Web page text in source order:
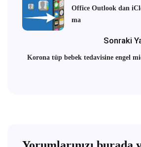
Office Outlook dan
ma
Sonraki
Korona tüp bebek tedavisine engel